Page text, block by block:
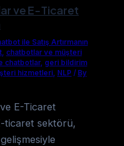
ve E-Ticaret
ile Satış Artırmanın
, chatbotlar ve müşteri
chatbotlar, geri bildirim
hizmetleri, NLP / By
E-Ticaret
ticaret sektörü,